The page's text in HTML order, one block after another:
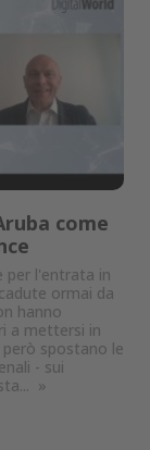
come
per l'entrata in
ormai da
hanno
a mettersi in
spostano le
- sui
»